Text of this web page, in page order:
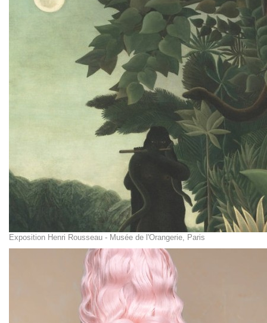
Exposition Henri Rousseau - Musée de l'Orangerie, Paris